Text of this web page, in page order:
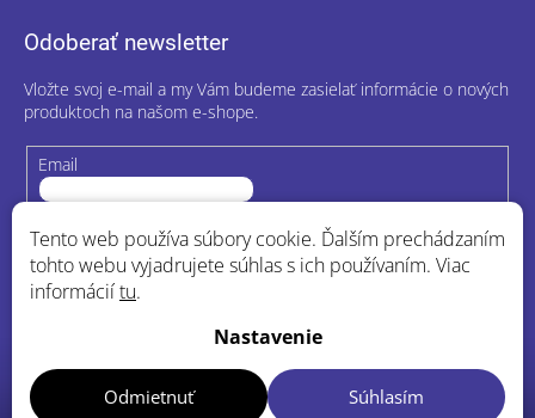
Tento web používa súbory cookie. Ďalším prechádzaním
tohto webu vyjadrujete súhlas s ich používaním. Viac
informáciítu.
Nastavenie
Odmietnuť Súhlasím
Odoberať newsletter
Vložte svoj e-mail a my Vám budeme zasielať informácie o nových
produktoch na našom e-shope.
Email
Vložením e-mailu súhlasíte s
podmienkami ochrany osobných
údajov
Prihlásiť sa